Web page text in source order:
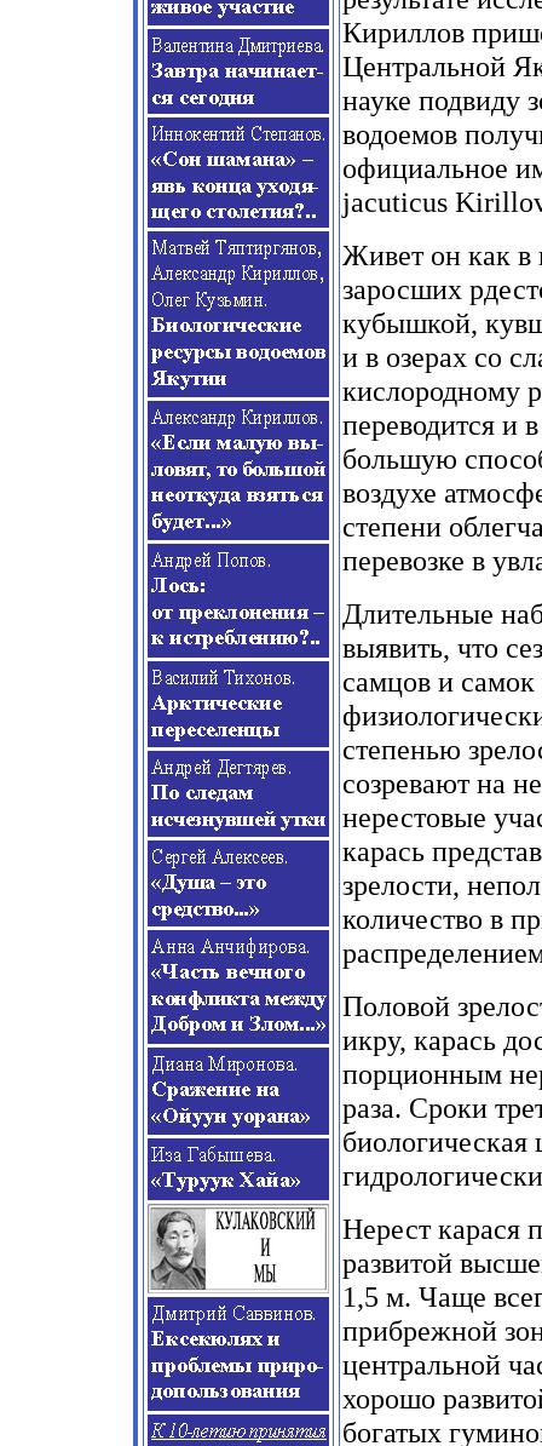
Кириллов
Центральной
науке подвиду
водоемов
официальное
jacuticus
Живет он как в
заросших
кубышкой,
и в озерах со
кислородному
переводится и
большую
воздухе
степени
перевозке в
Длительные
выявить, что
самцов и
степенью
созревают на
нерестовые
карась
зрелости,
количество в
Половой
икру, карась
порционным
раза. Сроки
биологическая
Нерест карася
развитой
1,5 м. Чаще
прибрежной
центральной
хорошо
богатых